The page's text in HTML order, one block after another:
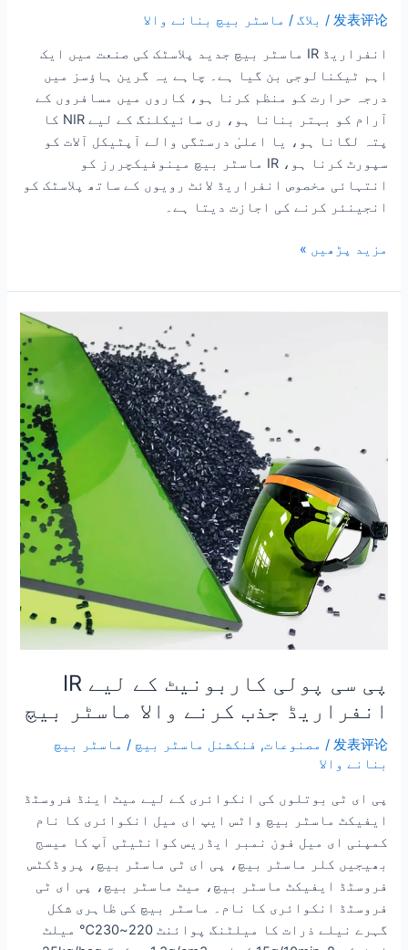
发表评论
/ بلاگ / ماسٹر بیچ بنانے والا
انفراریڈ IR ماسٹر بیچ جدید پلاسٹک کی صنعت میں ایک
اہم ٹیکنالوجی بن گیا ہے۔ چاہے یہ گرین ہاؤسز میں
درجہ حرارت کو منظم کرنا ہو، کاروں میں مسافروں کے
آرام کو بہتر بنانا ہو، ری سائیکلنگ کے لیے NIR کا
پتہ لگانا ہو، یا اعلیٰ درستگی والے آپٹیکل آلات کو
سپورٹ کرنا ہو، IR ماسٹر بیچ مینوفیکچررز کو
انتہائی مخصوص انفراریڈ لائٹ رویوں کے ساتھ پلاسٹک کو
انجینئر کرنے کی اجازت دیتا ہے۔
مزید پڑھیں »
پی سی پولی کاربونیٹ کے لیے IR
انفراریڈ جذب کرنے والا ماسٹر بیچ
发表评论
/ مصنوعات, فنکشنل ماسٹر بیچ / ماسٹر بیچ
بنانے والا
پی ای ٹی بوتلوں کی انکوائری کے لیے میٹ اینڈ فروسٹڈ
ایفیکٹ ماسٹر بیچ واٹس ایپ ای میل انکوائری کا نام
کمپنی ای میل فون نمبر ایڈریس کوانٹیٹی آپ کا میسج
بھیجیں کلر ماسٹر بیچ، پی ای ٹی ماسٹر بیچ، پروڈکٹس
فروسٹڈ ایفیکٹ ماسٹر بیچ، میٹ ماسٹر بیچ، پی ای ٹی
فروسٹڈ انکوائری کا نام۔ ماسٹر بیچ کی ظاہری شکل
گہرے نیلے ذرات کا میلٹنگ پوائنٹ 220~230℃ میلٹ
انفراریڈ
جذب
کرنے
والا
ماسٹر